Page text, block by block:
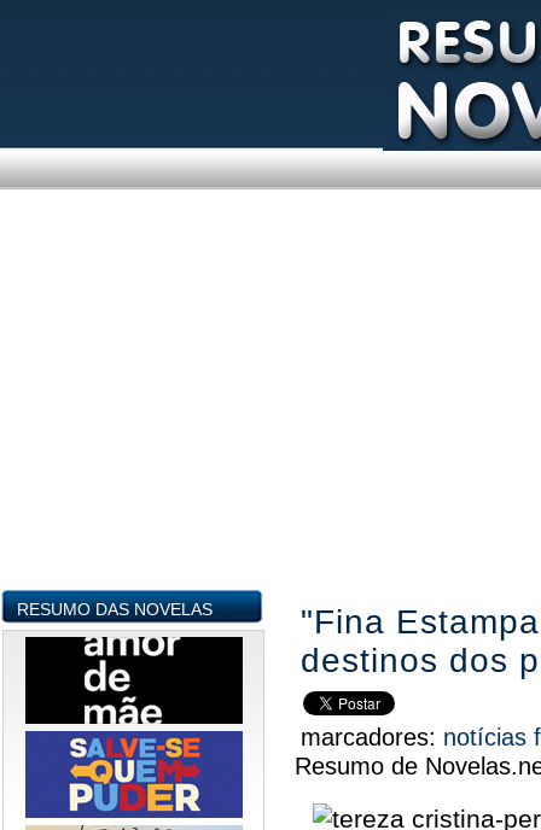
RESUMO DAS NOVELAS
"Fina
destinos dos
marcadores: notícias
Resumo de